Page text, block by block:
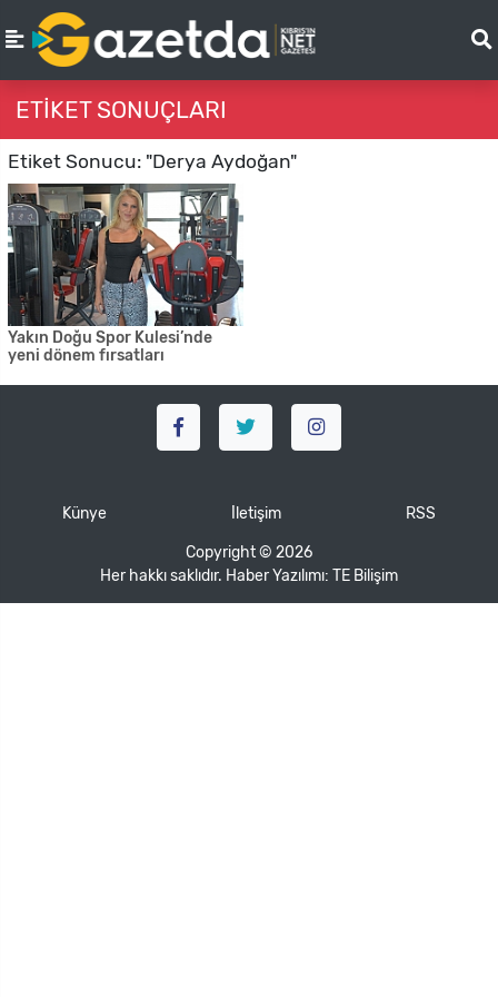
ETIKET SONUÇLARI
Etiket Sonucu: "Derya Aydoğan"
Yakın Doğu Spor Kulesi’nde
yeni dönem fırsatları
Künye İletişim RSS
Copyright © 2026
Her hakkı saklıdır. Haber Yazılımı: TE Bilişim